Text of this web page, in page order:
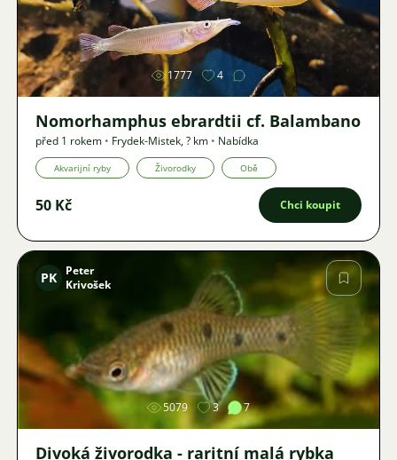
Obrázek
1777 4
Nomorhamphus ebrardtii cf. Balambano
před 1 rokem • Frydek-Mistek,? km • Nabídka
Akvarijní ryby Živorodky Obě
50 Kč Chci koupit
Obrázek
PK
Peter
Krivošek
5079 3 7
Divoká živorodka - raritní malá rybka